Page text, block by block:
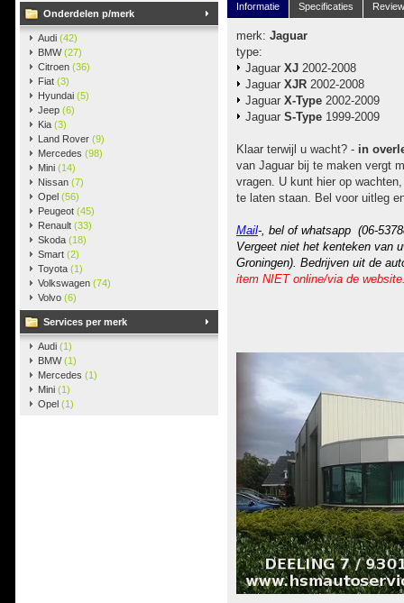
Onderdelen p/merk
Audi (42)
BMW(27)
Citroen (36)
Fiat (3)
Hyundai (5)
Jeep (6)
Kia (3)
Land Rover (9)
Mercedes (98)
Mini (14)
Nissan (7)
Opel (56)
Peugeot (45)
Renault (33)
Skoda (18)
Smart (2)
Toyota (1)
Volkswagen (74)
Volvo (6)
Services per merk
Audi (1)
BMW(1)
Mercedes (1)
Mini (1)
Opel (1)
Informatie Specificaties
merk: Jaguar
type:
Jaguar XJ 2002-2008
Jaguar XJR 2002-2008
Jaguar X-Type 2002-2009
Jaguar S-Type 1999-2009
Klaar terwijl u wacht? - in
van Jaguar bij te maken vergt
vragen. U kunt hier op
te laten staan. Bel voor uitleg
Mail-, bel of whatsapp (06-
Vergeet niet het kenteken van
Groningen). Bedrijven uit de
item NIET online/via de